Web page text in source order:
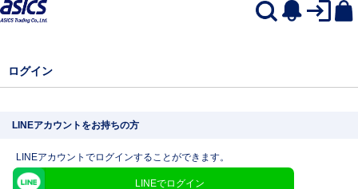
ログイン
LINEアカウントをお持ちの方
LINEアカウントでログインすることができます。
LINEでログイン